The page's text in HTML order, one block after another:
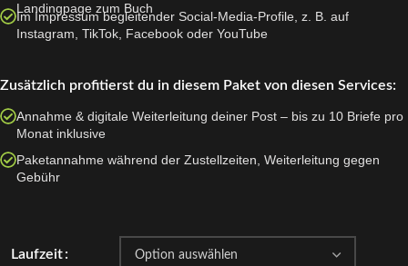
Landingpage zum Buch
Im Impressum begleitender Social-Media-Profile, z. B. auf
Instagram, TikTok, Facebook oder YouTube
Zusätzlich profitierst du in diesem Paket von diesen Services:
Annahme & digitale Weiterleitung deiner Post – bis zu 10 Briefe pro
Monat inklusive
Paketannahme während der Zustellzeiten, Weiterleitung gegen
Gebühr
Laufzeit